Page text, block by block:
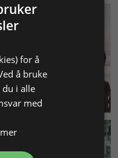
for å
å bruke
i alle
med